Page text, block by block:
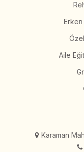
Erken
Aile
Karaman